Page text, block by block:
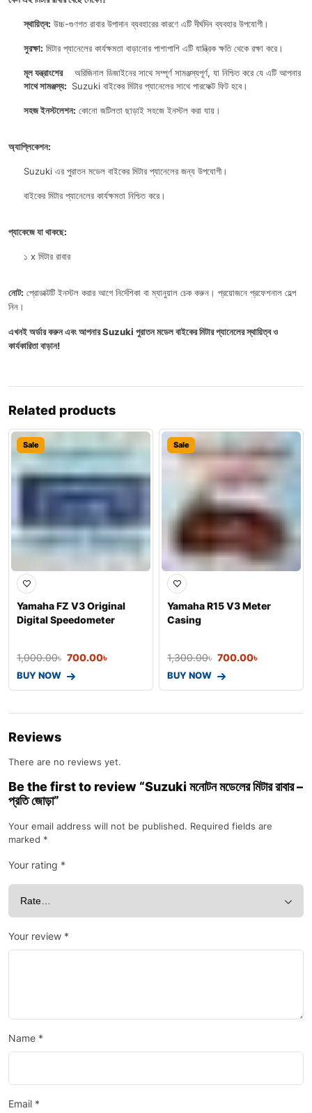
স্থায়িত্ব: উচ্চ-গুণগত রাবার উপাদান ব্যবহারের কারণে এটি দীর্ঘদিন ব্যবহার উপযোগী।
সুরক্ষা: মিটার প্যানেলের কার্যক্ষমতা বাড়ানোর পাশাপাশি এটি যান্ত্রিক ক্ষতি থেকে রক্ষা করে।
মূল যন্ত্রাংশের
সাথে সামঞ্জস্য:
অরিজিনাল ডিজাইনের সাথে সম্পূর্ণ সামঞ্জস্যপূর্ণ, যা নিশ্চিত করে যে এটি আপনার
Suzuki বাইকের মিটার প্যানেলের সাথে পারফেক্ট ফিট হবে।
সহজ ইনস্টলেশন: কোনো জটিলতা ছাড়াই সহজে ইনস্টল করা যায়।
অ্যাপ্লিকেশন:
Suzuki এর পুরাতন মডেল বাইকের মিটার প্যানেলের জন্য উপযোগী।
বাইকের মিটার প্যানেলের কার্যক্ষমতা নিশ্চিত করে।
প্যাকেজে যা থাকছে:
১ x মিটার রাবার
নোট: প্রোডাক্টটি ইনস্টল করার আগে নির্দেশিকা বা ম্যানুয়াল চেক করুন। প্রয়োজনে প্রফেশনাল হেল্প
নিন।
এখনই অর্ডার করুন এবং আপনার Suzuki পুরাতন মডেল বাইকের মিটার প্যানেলের স্থায়িত্ব ও
কার্যকারিতা বাড়ান!
Related products
Sale
Yamaha FZ V3 Original
Digital Speedometer
1,000.00৳ 700.00৳
BUY NOW
Sale
Yamaha R15 V3 Meter
Casing
1,300.00৳ 700.00৳
BUY NOW
Reviews
There are no reviews yet.
Be the first to review “Suzuki মনোটন মডেলের মিটার রাবার –
প্রতি জোড়া”
Your email address will not be published. Required fields are
marked *
Your rating *
Your review *
Name *
Email *